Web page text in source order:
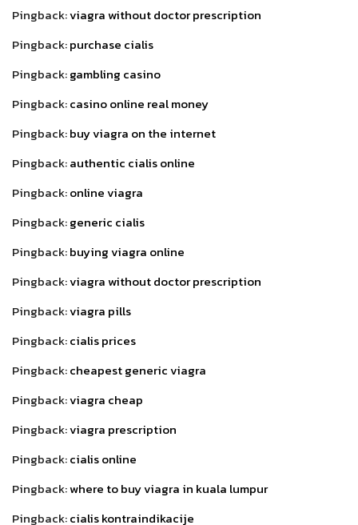
Pingback:viagra without doctor prescription
Pingback:purchase cialis
Pingback:gambling casino
Pingback:casino online real money
Pingback:buy viagra on the internet
Pingback:authentic cialis online
Pingback:online viagra
Pingback:generic cialis
Pingback:buying viagra online
Pingback:viagra without doctor prescription
Pingback:viagra pills
Pingback:cialis prices
Pingback:cheapest generic viagra
Pingback:viagra cheap
Pingback:viagra prescription
Pingback:cialis online
Pingback:where to buy viagra in kuala lumpur
Pingback:cialis kontraindikacije